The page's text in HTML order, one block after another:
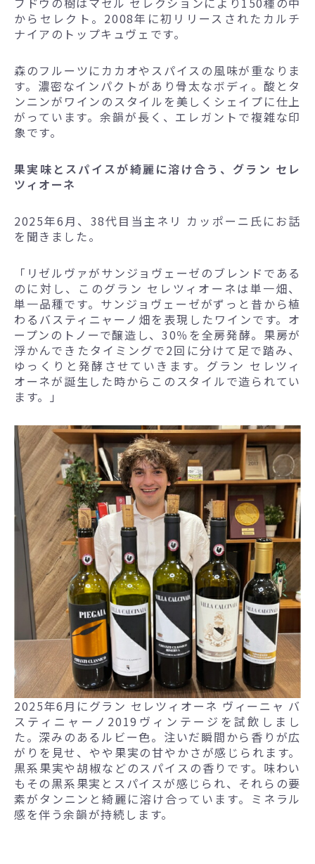
からセレクト。2008年に初リリースされたカルチ
ナイアのトップキュヴェです。
森のフルーツにカカオやスパイスの風味が重なりま
す。濃密なインパクトがあり骨太なボディ。酸とタ
ンニンがワインのスタイルを美しくシェイプに仕上
がっています。余韻が長く、エレガントで複雑な印
象です。
果実味とスパイスが綺麗に溶け合う、グラン セレ
ツィオーネ
2025年6月、38代目当主ネリ カッポーニ氏にお話
を聞きました。
「リゼルヴァがサンジョヴェーゼのブレンドである
のに対し、このグラン セレツィオーネは単一畑、
単一品種です。サンジョヴェーゼがずっと昔から植
わるバスティニャーノ畑を表現したワインです。オ
ープンのトノーで醸造し、30％を全房発酵。果房が
浮かんできたタイミングで2回に分けて足で踏み、
ゆっくりと発酵させていきます。グラン セレツィ
オーネが誕生した時からこのスタイルで造られてい
ます。」
2025年6月にグラン セレツィオーネ ヴィーニャ バ
スティニャーノ2019ヴィンテージを試飲しまし
た。深みのあるルビー色。注いだ瞬間から香りが広
がりを見せ、やや果実の甘やかさが感じられます。
黒系果実や胡椒などのスパイスの香りです。味わい
もその黒系果実とスパイスが感じられ、それらの要
素がタンニンと綺麗に溶け合っています。ミネラル
感を伴う余韻が持続します。